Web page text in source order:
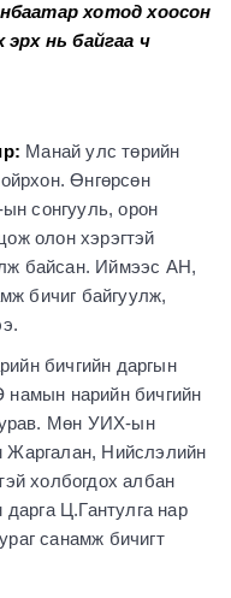
хотод хоосон
нь байгаа ч
Манай улс төрийн
Өнгөрсөн
сонгууль, орон
олон хэрэгтэй
байсан. Иймээс АН,
бичиг байгуулж,
бичгийн даргын
намын нарийн бичгийн
Мөн УИХ-ын
Жаргалан, Нийслэлийн
холбогдох албан
Ц.Гантулга нар
санамж бичигт